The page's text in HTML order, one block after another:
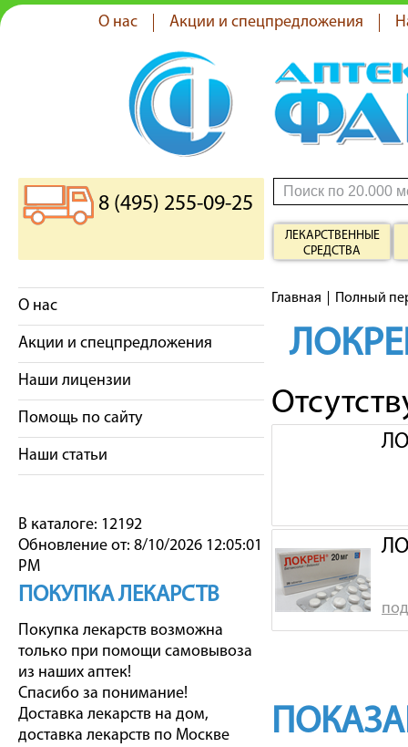
О нас Акции и спецпредложения
8 (495) 255-09-25
ЛЕКАРСТВЕННЫЕ
СРЕДСТВА
О нас
Акции и спецпредложения
Наши лицензии
Помощь по сайту
Наши статьи
В каталоге: 12192
Обновление от: 8/10/2026 12:05:01
PM
ПОКУПКА ЛЕКАРСТВ
Покупка лекарств возможна
только при помощи самовывоза
из наших аптек!
Спасибо за понимание!
Доставка лекарств на дом,
доставка лекарств по Москве
Главная Полный